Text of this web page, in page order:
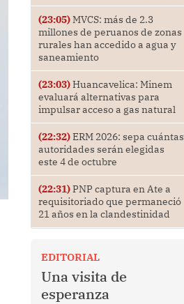
(23:05)MVCS: más de 2.3
millones de peruanos de zonas
rurales han accedido a agua y
saneamiento
(23:03)Huancavelica: Minem
evaluará alternativas para
impulsar acceso a gas natural
(22:32)ERM 2026: sepa cuántas
autoridades serán elegidas
este 4 de octubre
(22:31)PNP captura en Ate a
requisitoriado que permaneció
21 años en la clandestinidad
EDITORIAL
Una visita de
esperanza